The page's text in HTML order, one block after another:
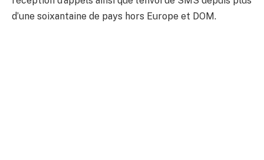
d’une soixantaine de pays hors Europe et DOM.